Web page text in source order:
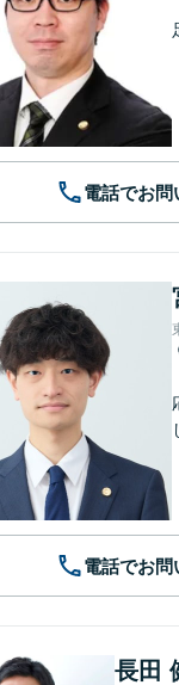
電話でお問
電話でお問
長田